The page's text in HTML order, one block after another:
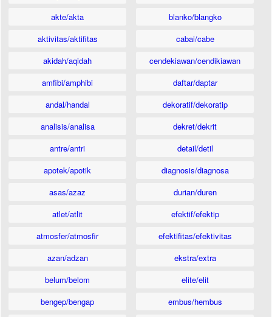
akte/akta
aktivitas/aktifitas
akidah/aqidah
amfibi/amphibi
andal/handal
analisis/analisa
antre/antri
apotek/apotik
asas/azaz
atlet/atlit
atmosfer/atmosfir
azan/adzan
belum/belom
bengep/bengap
blanko/blangko
cabai/cabe
cendekiawan/cendikiawan
daftar/daptar
dekoratif/dekoratip
dekret/dekrit
detail/detil
diagnosis/diagnosa
durian/duren
efektif/efektip
efektifitas/efektivitas
ekstra/extra
elite/elit
embus/hembus